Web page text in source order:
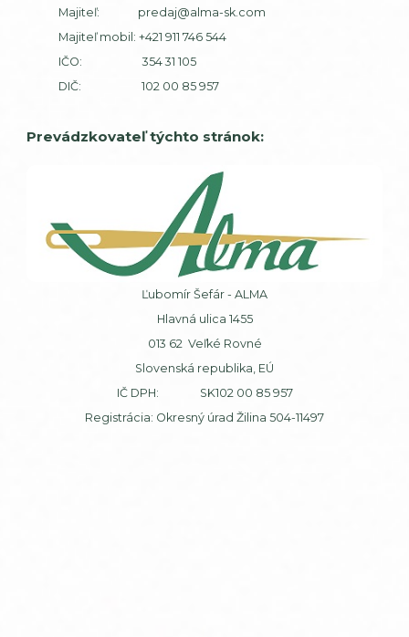
Majiteľ: predaj@alma-sk.com
Majiteľ mobil: +421 911 746 544
IČO: 354 31 105
DIČ: 102 00 85 957
Prevádzkovateľ týchto stránok:
Ľubomír Šefár - ALMA
Hlavná ulica 1455
013 62 Veľké Rovné
Slovenská republika, EÚ
IČ DPH: SK102 00 85 957
Registrácia: Okresný úrad Žilina 504-11497